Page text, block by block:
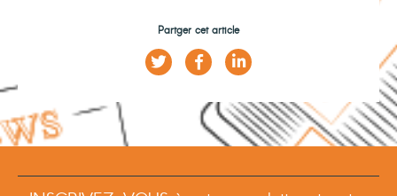
Partger cet article